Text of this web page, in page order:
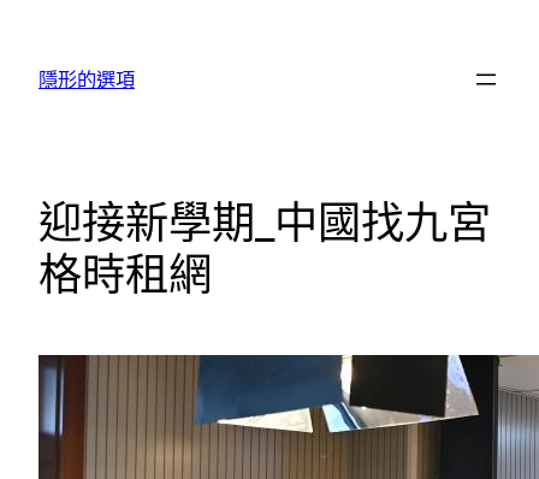
隱形的選項
迎接新學期_中國找九宮
格時租網